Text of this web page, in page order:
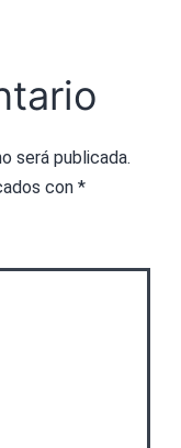
será publicada.
con *